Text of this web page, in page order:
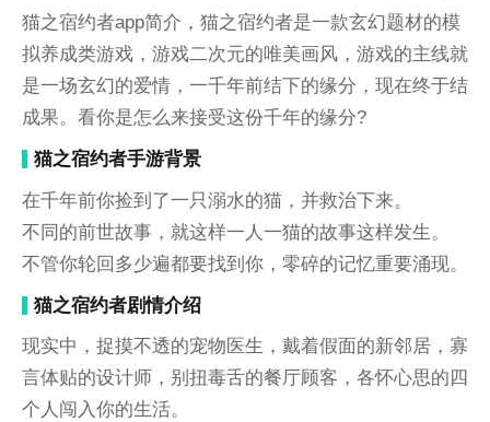
猫之宿约者app简介，猫之宿约者是一款玄幻题材的模
拟养成类游戏，游戏二次元的唯美画风，游戏的主线就
是一场玄幻的爱情，一千年前结下的缘分，现在终于结
成果。看你是怎么来接受这份千年的缘分?
猫之宿约者手游背景
在千年前你捡到了一只溺水的猫，并救治下来。
不同的前世故事，就这样一人一猫的故事这样发生。
不管你轮回多少遍都要找到你，零碎的记忆重要涌现。
猫之宿约者剧情介绍
现实中，捉摸不透的宠物医生，戴着假面的新邻居，寡
言体贴的设计师，别扭毒舌的餐厅顾客，各怀心思的四
个人闯入你的生活。